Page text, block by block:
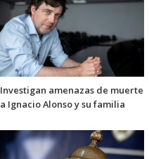
Investigan amenazas de muerte
a Ignacio Alonso y su familia